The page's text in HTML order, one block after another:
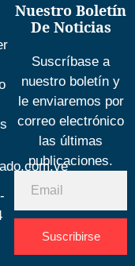
Nuestro Boletín
De Noticias
Suscríbase a
nuestro boletín y
le enviaremos por
correo electrónico
las últimas
publicaciones.
Suscribirse